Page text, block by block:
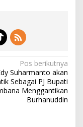
Pos berikutnya
Suharmanto akan
Sebagai PJ Bupati
Menggantikan
Burhanuddin